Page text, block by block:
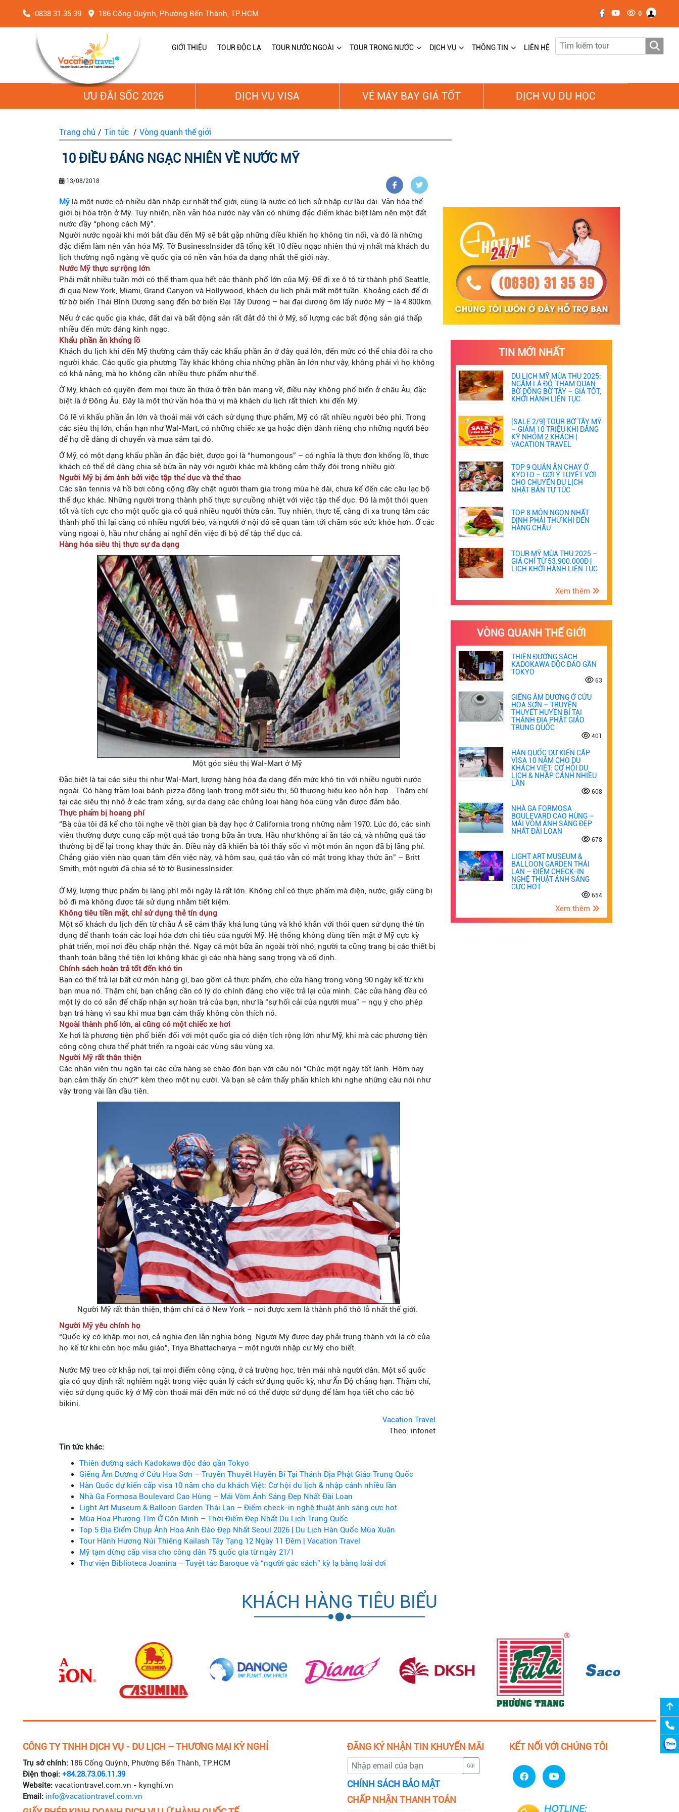
0838.31.35.39 186 Cống Quỳnh, Phường Bến Thành, TP.HCM 0
GIỚI THIỆU TOUR ĐỘC LẠ TOUR NƯỚC NGOÀI TOUR TRONG NƯỚC DỊCH VỤ THÔNG TIN LIÊN HỆ
ƯU ĐÃI SỐC 2026 DỊCH VỤ VISA VÉ MÁY BAY GIÁ TỐT DỊCH VỤ DU HỌC
Trang chủ / Tin tức / Vòng quanh thế giới
10 ĐIỀU ĐÁNG NGẠC NHIÊN VỀ NƯỚC MỸ
13/08/2018
Mỹ là một nước có nhiều dân nhập cư nhất thế giới, cũng là nước có lịch sử nhập cư lâu dài. Văn hóa thế
giới bị hòa trộn ở Mỹ. Tuy nhiên, nền văn hóa nước này vẫn có những đặc điểm khác biệt làm nên một đất
nước đầy “phong cách Mỹ”.
Người nước ngoài khi mới bắt đầu đến Mỹ sẽ bắt gặp những điều khiến họ không tin nổi, và đó là những
đặc điểm làm nên văn hóa Mỹ. Tờ BusinessInsider đã tổng kết 10 điều ngạc nhiên thú vị nhất mà khách du
lịch thường ngỡ ngàng về quốc gia có nền văn hóa đa dạng nhất thế giới này.
Nước Mỹ thực sự rộng lớn
Phải mất nhiều tuần mới có thể tham qua hết các thành phố lớn của Mỹ. Để đi xe ô tô từ thành phố Seattle,
đi qua New York, Miami, Grand Canyon và Hollywood, khách du lịch phải mất một tuần. Khoảng cách để đi
từ bờ biển Thái Bình Dương sang đến bờ biển Đại Tây Dương – hai đại dương ôm lấy nước Mỹ – là 4.800km.
Nếu ở các quốc gia khác, đất đai và bất động sản rất đắt đỏ thì ở Mỹ, số lượng các bất động sản giá thấp
nhiều đến mức đáng kinh ngạc.
Khẩu phần ăn khổng lồ
Khách du lịch khi đến Mỹ thường cảm thấy các khẩu phần ăn ở đây quá lớn, đến mức có thể chia đôi ra cho
người khác. Các quốc gia phương Tây khác không chia những phần ăn lớn như vậy, không phải vì họ không
có khả năng, mà họ không cần nhiều thực phẩm như thế.
Ở Mỹ, khách có quyền đem mọi thức ăn thừa ở trên bàn mang về, điều này không phổ biến ở châu Âu, đặc
biệt là ở Đông Âu. Đây là một thứ văn hóa thú vị mà khách du lịch rất thích khi đến Mỹ.
Có lẽ vì khẩu phần ăn lớn và thoải mái với cách sử dụng thực phẩm, Mỹ có rất nhiều người béo phì. Trong
các siêu thị lớn, chẳn hạn như Wal-Mart, có những chiếc xe ga hoặc điện dành riêng cho những người béo
để họ dễ dàng di chuyển và mua sắm tại đó.
Ở Mỹ, có một dạng khẩu phần ăn đặc biệt, được gọi là “humongous” – có nghĩa là thực đơn khổng lồ, thực
khách có thể dễ dàng chia sẻ bữa ăn này với người khác mà không cảm thấy đói trong nhiều giờ.
Người Mỹ bị ám ảnh bởi việc tập thể dục và thể thao
Các sân tennis và hồ bơi công cộng đầy chật người tham gia trong mùa hè dài, chưa kể đến các câu lạc bộ
thể dục khác. Những người trong thành phố thực sự cuồng nhiệt với việc tập thể dục. Đó là một thói quen
tốt và tích cực cho một quốc gia có quá nhiều người thừa cân. Tuy nhiên, thực tế, càng đi xa trung tâm các
thành phố thì lại càng có nhiều người béo, và người ở nội đô sẽ quan tâm tới chăm sóc sức khỏe hơn. Ở các
vùng ngoại ô, hầu như chẳng ai nghĩ đến việc đi bộ để tập thể dục cả.
Hàng hóa siêu thị thực sự đa dạng
Một góc siêu thị Wal-Mart ở Mỹ
Đặc biệt là tại các siêu thị như Wal-Mart, lượng hàng hóa đa dạng đến mức khó tin với nhiều người nước
ngoài. Có hàng trăm loại bánh pizza đông lạnh trong một siêu thị, 50 thương hiệu kẹo hỗn hợp… Thậm chí
tại các siêu thị nhỏ ở các trạm xăng, sự da dạng các chủng loại hàng hóa cũng vẫn được đảm bảo.
Thực phẩm bị hoang phí
“Bà của tôi đã kể cho tôi nghe về thời gian bà dạy học ở California trong những năm 1970. Lúc đó, các sinh
viên thường được cung cấp một quả táo trong bữa ăn trưa. Hầu như không ai ăn táo cả, và những quả táo
thường bị để lại trong khay thức ăn. Điều này đã khiến bà tôi thấy sốc vì một món ăn ngon đã bị lãng phí.
Chẳng giáo viên nào quan tâm đến việc này, và hôm sau, quả táo vẫn có mặt trong khay thức ăn” – Britt
Smith, một người đã chia sẻ tờ tờ BusinessInsider.
Ở Mỹ, lượng thực phẩm bị lãng phí mỗi ngày là rất lớn. Không chỉ có thực phẩm mà điện, nước, giấy cũng bị
bỏ đi mà không được tái sử dụng nhằm tiết kiệm.
Không tiêu tiền mặt, chỉ sử dụng thẻ tín dụng
Một số khách du lịch đến từ châu Á sẽ cảm thấy khá lung túng và khó khăn với thói quen sử dụng thẻ tín
dụng để thanh toán các loại hóa đơn chi tiêu của người Mỹ. Hệ thống không dùng tiền mặt ở Mỹ cực kỳ
phát triển, mọi nơi đều chấp nhận thẻ. Ngay cả một bữa ăn ngoài trời nhỏ, người ta cũng trang bị các thiết bị
thanh toán bằng thẻ tiện lợi không khác gì các nhà hàng sang trọng và cố định.
Chính sách hoàn trả tốt đến khó tin
Bạn có thể trả lại bất cứ món hàng gì, bao gồm cả thực phẩm, cho cửa hàng trong vòng 90 ngày kể từ khi
bạn mua nó. Thậm chí, bạn chẳng cần có lý do chính đáng cho việc trả lại của mình. Các cửa hàng đều có
một lý do có sẵn để chấp nhận sự hoàn trả của bạn, như là “sự hối cải của người mua” – ngụ ý cho phép
bạn trả hàng vì sau khi mua bạn cảm thấy không còn thích nó.
Ngoài thành phố lớn, ai cũng có một chiếc xe hơi
Xe hơi là phương tiện phổ biến đối với một quốc gia có diện tích rộng lớn như Mỹ, khi mà các phương tiện
công cộng chưa thể phát triển ra ngoài các vùng sâu vùng xa.
Người Mỹ rất thân thiện
Các nhân viên thu ngân tại các cửa hàng sẽ chào đón bạn với câu nói “Chúc một ngày tốt lành. Hôm nay
bạn cảm thấy ổn chứ?” kèm theo một nụ cười. Và bạn sẽ cảm thấy phấn khích khi nghe những câu nói như
vậy trong vài lần đầu tiên.
Người Mỹ rất thân thiện, thậm chí cả ở New York – nơi được xem là thành phố thô lỗ nhất thế giới.
Người Mỹ yêu chính họ
“Quốc kỳ có khắp mọi nơi, cả nghĩa đen lẫn nghĩa bóng. Người Mỹ được dạy phải trung thành với lá cờ của
họ kể từ khi còn học mẫu giáo”, Triya Bhattacharya – một người nhập cư Mỹ cho biết.
Nước Mỹ treo cờ khắp nơi, tại mọi điểm công cộng, ở cả trường học, trên mái nhà người dân. Một số quốc
gia có quy định rất nghiêm ngặt trong việc quản lý cách sử dụng quốc kỳ, như Ấn Độ chẳng hạn. Thậm chí,
việc sử dụng quốc kỳ ở Mỹ còn thoải mái đến mức nó có thể được sử dụng để làm họa tiết cho các bộ
bikini.
Vacation Travel
Theo: infonet
Tin tức khác:
Thiên đường sách Kadokawa độc đáo gần Tokyo
Giếng Âm Dương ở Cửu Hoa Sơn – Truyền Thuyết Huyền Bí Tại Thánh Địa Phật Giáo Trung Quốc
Hàn Quốc dự kiến cấp visa 10 năm cho du khách Việt: Cơ hội du lịch & nhập cảnh nhiều lần
Nhà Ga Formosa Boulevard Cao Hùng – Mái Vòm Ánh Sáng Đẹp Nhất Đài Loan
Light Art Museum & Balloon Garden Thái Lan – Điểm check-in nghệ thuật ánh sáng cực hot
Mùa Hoa Phượng Tím Ở Côn Minh – Thời Điểm Đẹp Nhất Du Lịch Trung Quốc
Top 5 Địa Điểm Chụp Ảnh Hoa Anh Đào Đẹp Nhất Seoul 2026 | Du Lịch Hàn Quốc Mùa Xuân
Tour Hành Hương Núi Thiêng Kailash Tây Tạng 12 Ngày 11 Đêm | Vacation Travel
Mỹ tạm dừng cấp visa cho công dân 75 quốc gia từ ngày 21/1
Thư viện Biblioteca Joanina – Tuyệt tác Baroque và “người gác sách” kỳ lạ bằng loài dơi
TIN MỚI NHẤT
DU LỊCH MỸ MÙA THU 2025:
NGẮM LÁ ĐỎ, THAM QUAN
BỜ ĐÔNG BỜ TÂY – GIÁ TỐT,
KHỞI HÀNH LIÊN TỤC
[SALE 2/9] TOUR BỜ TÂY MỸ
– GIẢM 10 TRIỆU KHI ĐĂNG
KÝ NHÓM 2 KHÁCH |
VACATION TRAVEL
TOP 9 QUÁN ĂN CHAY Ở
KYOTO – GỢI Ý TUYỆT VỜI
CHO CHUYẾN DU LỊCH
NHẬT BẢN TỰ TÚC
TOP 8 MÓN NGON NHẤT
ĐỊNH PHẢI THỬ KHI ĐẾN
HÀNG CHÂU
TOUR MỸ MÙA THU 2025 –
GIÁ CHỈ TỪ 53.900.000Đ |
LỊCH KHỞI HÀNH LIÊN TỤC
Xem thêm
VÒNG QUANH THẾ GIỚI
THIÊN ĐƯỜNG SÁCH
KADOKAWA ĐỘC ĐÁO GẦN
TOKYO
63
GIẾNG ÂM DƯƠNG Ở CỬU
HOA SƠN – TRUYỀN
THUYẾT HUYỀN BÍ TẠI
THÁNH ĐỊA PHẬT GIÁO
TRUNG QUỐC
401
HÀN QUỐC DỰ KIẾN CẤP
VISA 10 NĂM CHO DU
KHÁCH VIỆT: CƠ HỘI DU
LỊCH & NHẬP CẢNH NHIỀU
LẦN
608
NHÀ GA FORMOSA
BOULEVARD CAO HÙNG –
MÁI VÒM ÁNH SÁNG ĐẸP
NHẤT ĐÀI LOAN
678
LIGHT ART MUSEUM &
BALLOON GARDEN THÁI
LAN – ĐIỂM CHECK-IN
NGHỆ THUẬT ÁNH SÁNG
CỰC HOT
654
Xem thêm
KHÁCH HÀNG TIÊU BIỂU
CÔNG TY TNHH DỊCH VỤ - DU LỊCH – THƯƠNG MẠI KỲ NGHỈ
Trụ sở chính: 186 Cống Quỳnh, Phường Bến Thành, TP.HCM
Điện thoại: +84.28.73.06.11.39
Website: vacationtravel.com.vn - kynghi.vn
Email: info@vacationtravel.com.vn
ĐĂNG KÝ NHẬN TIN KHUYẾN MÃI
Gửi
CHÍNH SÁCH BẢO MẬT
CHẤP NHẬN THANH TOÁN
KẾT NỐI VỚI CHÚNG TÔI